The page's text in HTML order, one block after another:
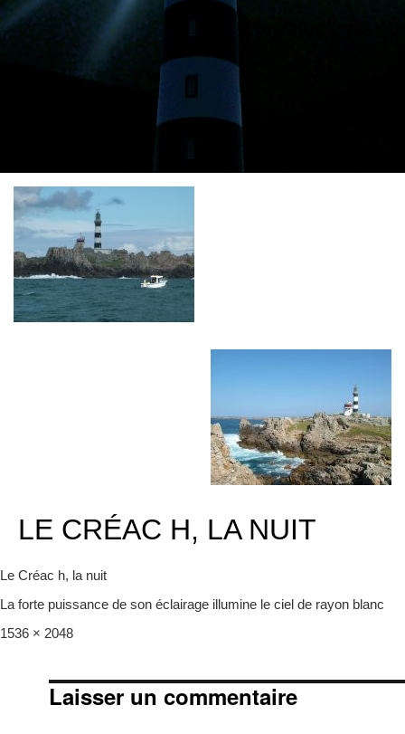
LE CRÉAC H, LA NUIT
Le Créac h, la nuit
La forte puissance de son éclairage illumine le ciel de rayon blanc
Full
1536 × 2048
Laisser un commentaire